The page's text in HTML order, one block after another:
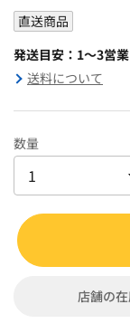
直送商品
発送目安：1～3営
送料について
数量
店舗の